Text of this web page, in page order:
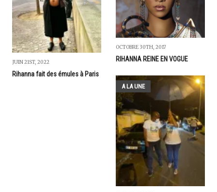
JUIN 21ST, 2022
Rihanna fait des émules à Paris
OCTOBRE 30TH, 2017
RIHANNA REINE EN VOGUE
A LA UNE